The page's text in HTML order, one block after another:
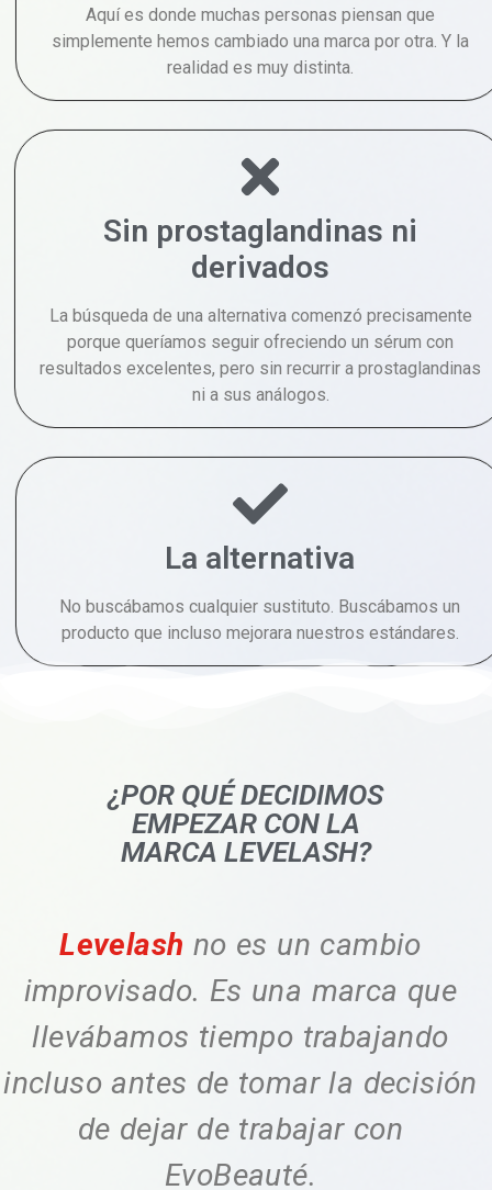
Aquí es donde muchas personas piensan que
simplemente hemos cambiado una marca por otra. Y la
realidad es muy distinta.
Sin prostaglandinas ni
derivados
La búsqueda de una alternativa comenzó precisamente
porque queríamos seguir ofreciendo un sérum con
resultados excelentes, pero sin recurrir a prostaglandinas
ni a sus análogos.
La alternativa
No buscábamos cualquier sustituto. Buscábamos un
producto que incluso mejorara nuestros estándares.
¿POR QUÉ DECIDIMOS
EMPEZAR CON LA
MARCA LEVELASH?
Levelash no es un cambio
improvisado. Es una marca que
llevábamos tiempo trabajando
incluso antes de tomar la decisión
de dejar de trabajar con
EvoBeauté.